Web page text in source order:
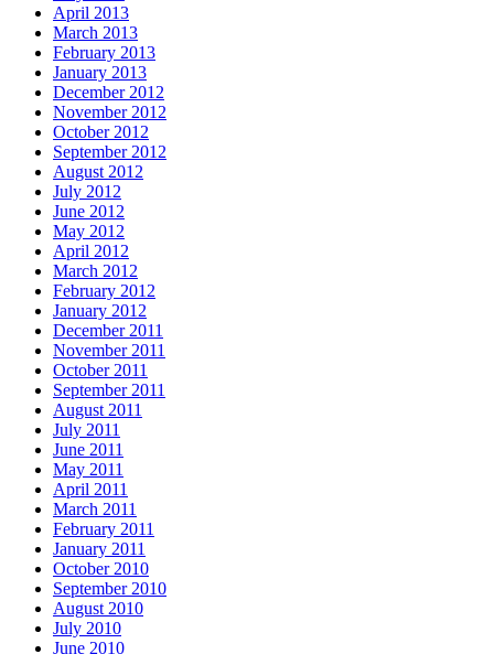
April 2013
March 2013
February 2013
January 2013
December 2012
November 2012
October 2012
September 2012
August 2012
July 2012
June 2012
May 2012
April 2012
March 2012
February 2012
January 2012
December 2011
November 2011
October 2011
September 2011
August 2011
July 2011
June 2011
May 2011
April 2011
March 2011
February 2011
January 2011
October 2010
September 2010
August 2010
July 2010
June 2010